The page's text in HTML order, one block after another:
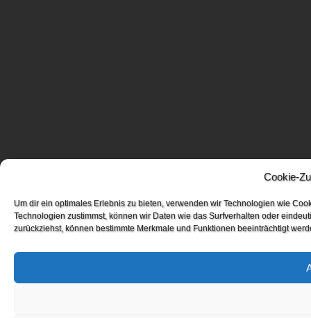
Cookie-
Um dir ein optimales Erlebnis zu bieten, verwenden wir Technologien wie
Technologien zustimmst, können wir Daten wie das Surfverhalten oder
zurückziehst, können bestimmte Merkmale und Funktionen beeinträchtigt